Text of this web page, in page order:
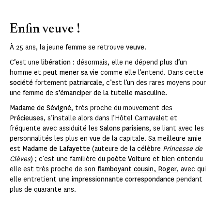
Enfin veuve !
À 25 ans, la jeune femme se retrouve veuve.
C’est une libération : désormais, elle ne dépend plus d’un
homme et peut mener sa vie comme elle l’entend. Dans cette
société fortement patriarcale, c’est l’un des rares moyens pour
une femme de s’émanciper de la tutelle masculine.
Madame de Sévigné, très proche du mouvement des
Précieuses, s’installe alors dans l’Hôtel Carnavalet et
fréquente avec assiduité les Salons parisiens, se liant avec les
personnalités les plus en vue de la capitale. Sa meilleure amie
est Madame de Lafayette (auteure de la célèbre Princesse de
Clèves) ; c’est une familière du poète Voiture et bien entendu
elle est très proche de son flamboyant cousin, Roger, avec qui
elle entretient une impressionnante correspondance pendant
plus de quarante ans.